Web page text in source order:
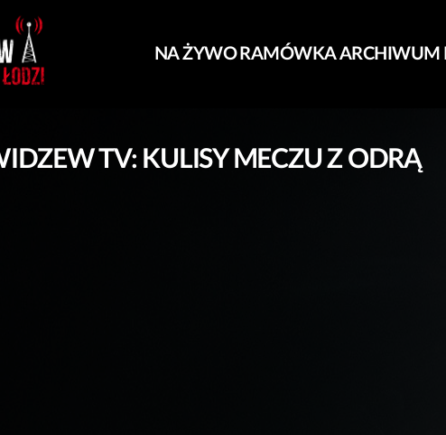
NA ŻYWO RAMÓWKAARCHIWUM
TV: KULISY MECZU Z ODRĄ